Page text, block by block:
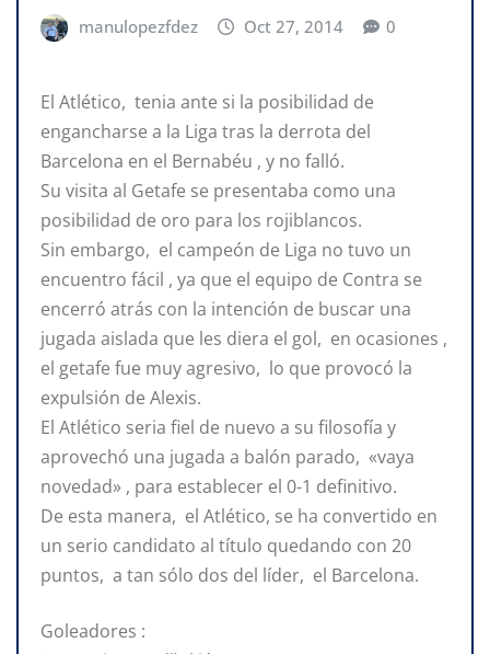
manulopezfdez Oct 27, 2014 0
El Atlético, tenia ante si la posibilidad de
engancharse a la Liga tras la derrota del
Barcelona en el Bernabéu , y no falló.
Su visita al Getafe se presentaba como una
posibilidad de oro para los rojiblancos.
Sin embargo, el campeón de Liga no tuvo un
encuentro fácil , ya que el equipo de Contra se
encerró atrás con la intención de buscar una
jugada aislada que les diera el gol, en ocasiones ,
el getafe fue muy agresivo, lo que provocó la
expulsión de Alexis.
El Atlético seria fiel de nuevo a su filosofía y
aprovechó una jugada a balón parado, «vaya
novedad» , para establecer el 0-1 definitivo.
De esta manera, el Atlético, se ha convertido en
un serio candidato al título quedando con 20
puntos, a tan sólo dos del líder, el Barcelona.
Goleadores :